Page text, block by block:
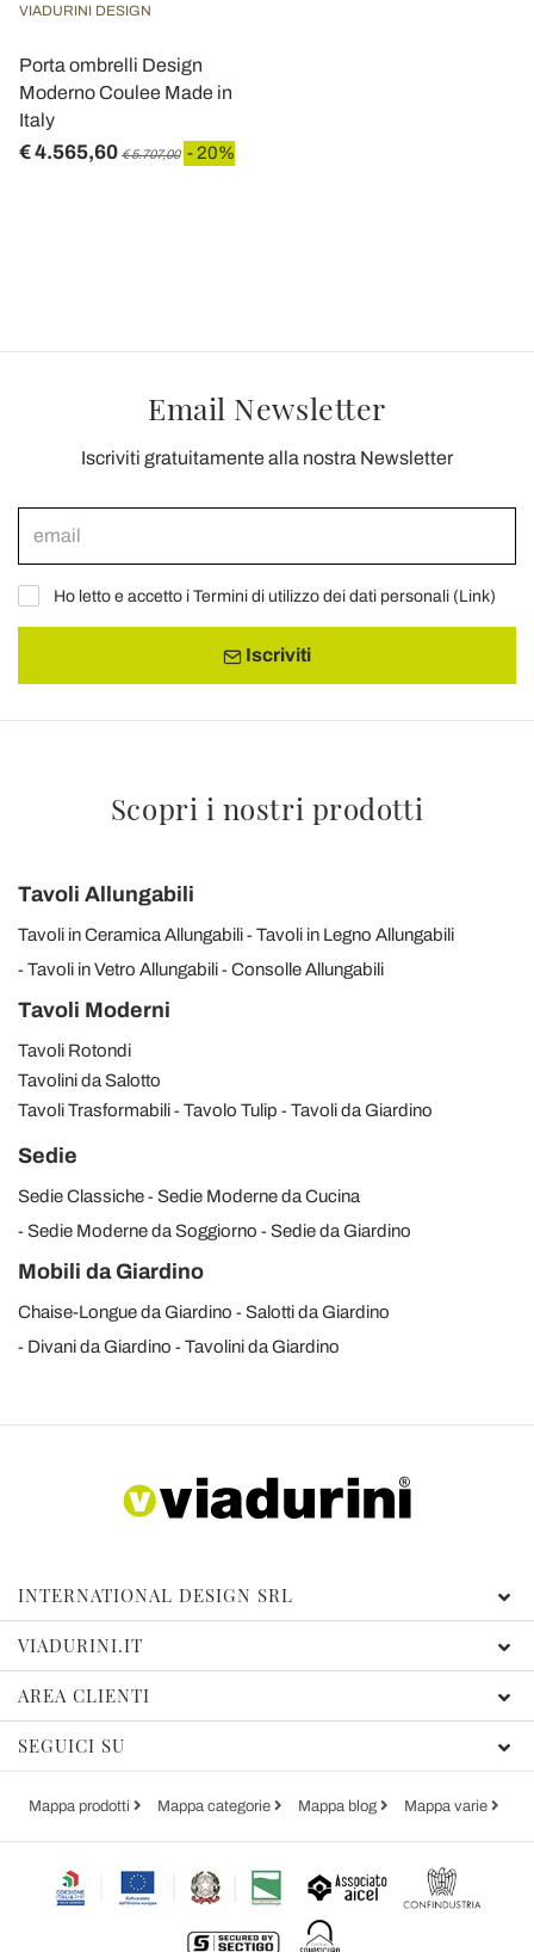
VIADURINI DESIGN
Porta ombrelli Design
Moderno Coulee Made in
Italy
€ 4.565,60 € 5.707,00 - 20%
Email Newsletter
Iscriviti gratuitamente alla nostra Newsletter
Ho letto e accetto i Termini di utilizzo dei dati personali (Link)
Iscriviti
Scopri i nostri prodotti
Tavoli Allungabili
Tavoli in Ceramica Allungabili
Tavoli in Legno Allungabili
Tavoli in Vetro Allungabili
Consolle Allungabili
Tavoli Moderni
Tavoli Rotondi
Tavolini da Salotto
Tavoli Trasformabili
Tavolo Tulip Tavoli da Giardino
Sedie
Sedie Classiche
Sedie Moderne da Cucina
Sedie Moderne da Soggiorno
Sedie da Giardino
Mobili da Giardino
Chaise-Longue da Giardino
Salotti da Giardino
Divani da Giardino
Tavolini da Giardino
INTERNATIONAL DESIGN SRL
VIADURINI.IT
AREA CLIENTI
SEGUICI SU
Mappa prodotti Mappa categorie Mappa blog Mappa varie